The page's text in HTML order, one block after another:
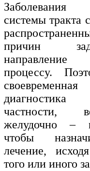
Управление
Допуски
Заболевания
системы тракта
причин
направление
процессу.
частности,
желудочно –
чтобы
лечение,
того или иного